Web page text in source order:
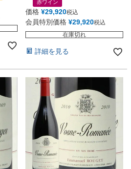
赤ワイン
価格 ¥29,920税込
会員特別価格 ¥29,920税込
在庫切れ
詳細を見る